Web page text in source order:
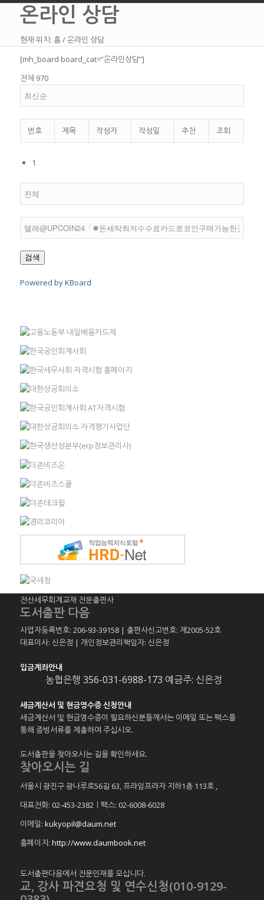
온라인 상담
현재 위치: 홈/온라인 상담
[mh_board board_cat=”온라인상담”]
전체 970
번호 제목 작성자 작성일 추천 조회
1
검색
Powered by KBoard
전산세무회계교재 전문출판사
도서출판 다음
사업자등록번호: 206-93-39158 | 출판사신고번호: 제2005-52호
대표이사: 신은정 | 개인정보관리책임자: 신은정
입금계좌안내
농협은행 356-031-6988-173 예금주: 신은정
세금계산서 및 현금영수증 신청안내
세금계산서 및 현금영수증이 필요하신분들께서는 이메일 또는 팩스를
통해 증빙서류를 제출하여 주십시오.
도서출판을 찾아오시는 길을 확인하세요.
찾아오시는 길
서울시 광진구 광나루로56길 63, 프라임프라자 지하1층 113호 ,
대표전화: 02-453-2382ㅣ팩스: 02-6008-6028
이메일: kukyopil@daum.net
홈페이지: http://www.daumbook.net
도서출판다음에서 전문인재를 모십니다.
교, 강사 파견요청 및 연수신청(010-9129-